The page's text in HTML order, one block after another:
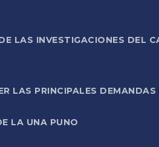
LAS INVESTIGACIONES DEL
LAS PRINCIPALES DEMANDAS
LA UNA PUNO